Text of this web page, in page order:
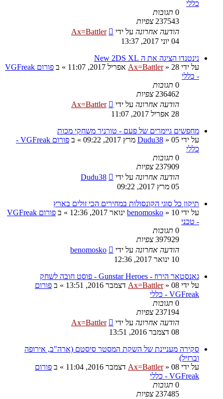
כללי
0 תגובות
237543 צפיות
הודעה אחרונה על ידי
Ax=Battler
04 יוני 2017, 13:37
נינטנדו הציגה את ה New 2DS XL
על ידי
Ax=Battler» 28 אפריל 2017, 11:07 » ב
פורום VGFreak
- כללי
0 תגובות
236462 צפיות
הודעה אחרונה על ידי
Ax=Battler
28 אפריל 2017, 11:07
מחפשים גיימרים של פעם - טורניר משחקי מכות
על ידי
Dudu38 » 05 מרץ 2017, 09:22 » ב
פורום VGFreak -
כללי
0 תגובות
237909 צפיות
הודעה אחרונה על ידי
Dudu38
05 מרץ 2017, 09:22
תיקון כל סוגי הקונסולות במחירים הכי זולים בארץ
על ידי
benomosko » 10 ינואר 2017, 12:36 » ב
פורום VGFreak
- טכני
0 תגובות
397929 צפיות
הודעה אחרונה על ידי
benomosko
10 ינואר 2017, 12:36
גאנסטאר הירוז - Gunstar Heroes - פוסט חובה לשחק
על ידי
Ax=Battler» 08 דצמבר 2016, 13:51 » ב פורום
VGFreak - כללי
0 תגובות
237194 צפיות
הודעה אחרונה על ידי
Ax=Battler
08 דצמבר 2016, 13:51
סקירה מעניינת של השקת המסטר סיסטם (ארה"ב, אירופה
וברזיל)
על ידי
Ax=Battler» 08 דצמבר 2016, 11:04 » ב פורום
VGFreak - כללי
0 תגובות
237485 צפיות